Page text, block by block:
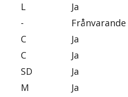
L Ja
- Frånvarande
C Ja
C Ja
SD Ja
M Ja